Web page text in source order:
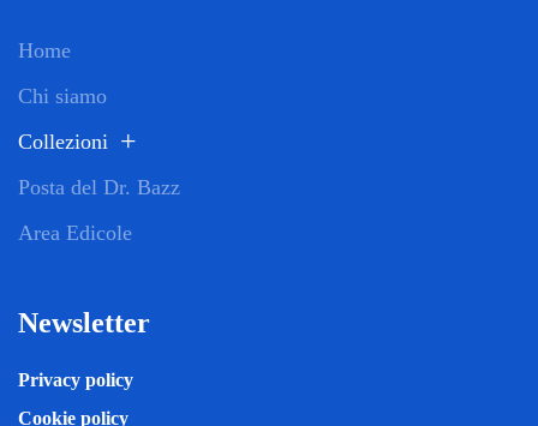
Home
Chi siamo
Collezioni
Posta del Dr. Bazz
Area Edicole
Newsletter
Privacy policy
Cookie policy